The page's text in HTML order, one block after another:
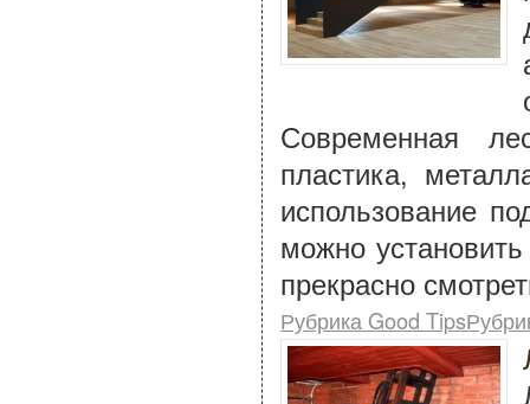
Современная
пластика,
использование
можно
прекрасно
Рубрика Good